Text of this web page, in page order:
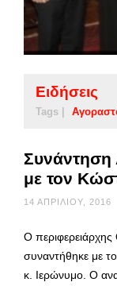
Ειδήσεις
Tags |
Συνάντηση
με τον
14 ΑΠΡΙΛΊΟΥ, 2016
Ο
συναντήθηκε με
κ. Ιερώνυμο. Ο